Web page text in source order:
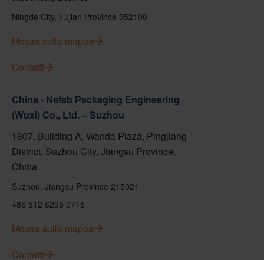
Ningde City, Fujian Province 352100
Mostra sulla mappa
Contatti
China - Nefab Packaging Engineering
(Wuxi) Co., Ltd. – Suzhou
1807, Building A, Wanda Plaza, Pingjiang
District, Suzhou City, Jiangsu Province,
China
Suzhou, Jiangsu Province 215021
+86 512 6295 0715
Mostra sulla mappa
Contatti